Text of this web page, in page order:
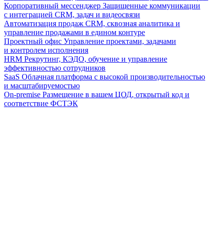
Корпоративный мессенджер Защищенные коммуникации
с интеграцией CRM, задач и видеосвязи
Автоматизация продаж CRM, сквозная аналитика и
управление продажами в едином контуре
Проектный офис Управление проектами, задачами
и контролем исполнения
HRM Рекрутинг, КЭДО, обучение и управление
эффективностью сотрудников
SaaS Облачная платформа с высокой производительностью
и масштабируемостью
On-premise Размещение в вашем ЦОД, открытый код и
соответствие ФСТЭК